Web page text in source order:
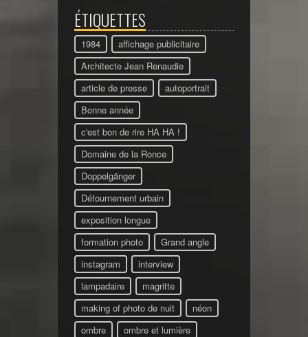
ÉTIQUETTES
1984
affichage publicitaire
Architecte Jean Renaudie
article de presse
autoportrait
Bonne année
c'est bon de rire HA HA !
Domaine de la Ronce
Doppelgänger
Détournement urbain
exposition longue
formation photo
Grand angle
instagram
interview
lampadaire
magritte
making of photo de nuit
néon
ombre
ombre et lumière